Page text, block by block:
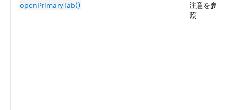
openPrimaryTab()
注意を参
照